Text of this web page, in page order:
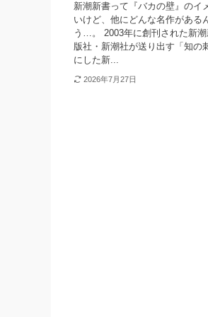
新潮新書って『バカの壁』のイ
いけど、他にどんな名作がある
う…。 2003年に創刊された新潮
版社・新潮社が送り出す「知の
にした新...
2026年7月27日